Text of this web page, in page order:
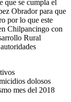
que se cumpla el
Obrador para que
por lo que este
Chilpancingo con
Rural
dolosos
mes del 2018